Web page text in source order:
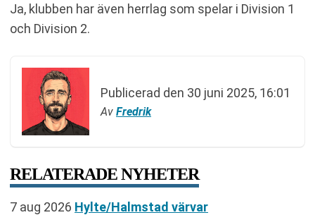
Ja, klubben har även herrlag som spelar i Division 1
och Division 2.
Publicerad den 30 juni 2025, 16:01
Av Fredrik
RELATERADE NYHETER
7 aug 2026 Hylte/Halmstad värvar